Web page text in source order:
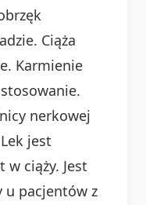
Ciąża
Karmienie
nerkowej
jest
w ciąży. Jest
u pacjentów z